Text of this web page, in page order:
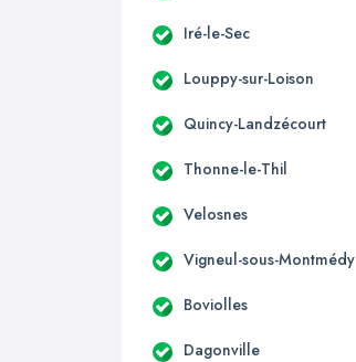
Iré-le-Sec
Louppy-sur-Loison
Quincy-Landzécourt
Thonne-le-Thil
Velosnes
Vigneul-sous-Montmédy
Boviolles
Dagonville